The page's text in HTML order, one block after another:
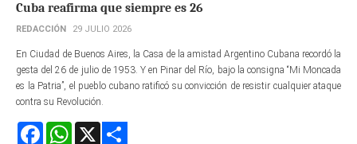
Cuba reafirma que siempre es 26
REDACCIÓN 29 JULIO 2026
En Ciudad de Buenos Aires, la Casa de la amistad Argentino Cubana recordó la
gesta del 26 de julio de 1953. Y en Pinar del Río, bajo la consigna “Mi Moncada
es la Patria”, el pueblo cubano ratificó su convicción de resistir cualquier ataque
contra su Revolución.
FacebookWhatsApp